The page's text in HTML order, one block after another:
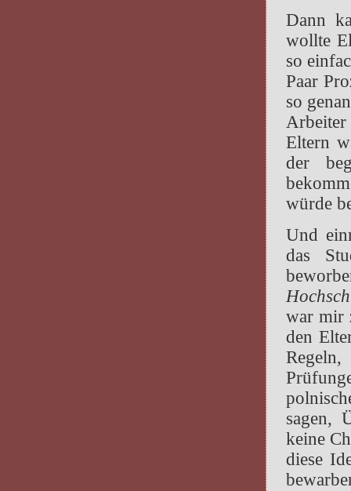
Dann
wollte
so
Paar
so
Arbeiter
Eltern
der
würde
Und
das
war mir
den
sagen,
keine
diese